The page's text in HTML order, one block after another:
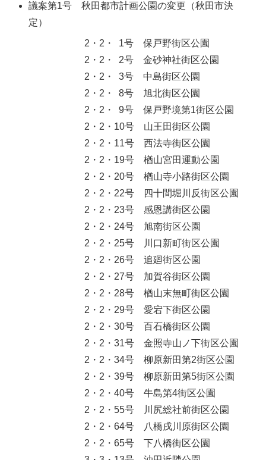
議案第1号 秋田都市計画公園の変更（秋田市決
定）
2・2・ 1号 保戸野街区公園
2・2・ 2号 金砂神社街区公園
2・2・ 3号 中島街区公園
2・2・ 8号 旭北街区公園
2・2・ 9号 保戸野境第1街区公園
2・2・10号 山王田街区公園
2・2・11号 西法寺街区公園
2・2・19号 楢山宮田運動公園
2・2・20号 楢山寺小路街区公園
2・2・22号 四十間堀川反街区公園
2・2・23号 感恩講街区公園
2・2・24号 旭南街区公園
2・2・25号 川口新町街区公園
2・2・26号 追廻街区公園
2・2・27号 加賀谷街区公園
2・2・28号 楢山末無町街区公園
2・2・29号 愛宕下街区公園
2・2・30号 百石橋街区公園
2・2・31号 金照寺山ノ下街区公園
2・2・34号 柳原新田第2街区公園
2・2・39号 柳原新田第5街区公園
2・2・40号 牛島第4街区公園
2・2・55号 川尻総社前街区公園
2・2・64号 八橋戌川原街区公園
2・2・65号 下八橋街区公園